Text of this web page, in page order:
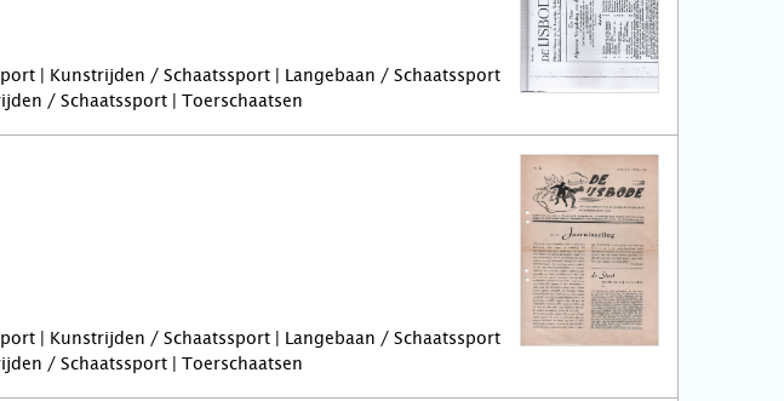
| Kunstrijden / Schaatssport | Langebaan / Schaatssport
/ Schaatssport | Toerschaatsen
| Kunstrijden / Schaatssport | Langebaan / Schaatssport
/ Schaatssport | Toerschaatsen